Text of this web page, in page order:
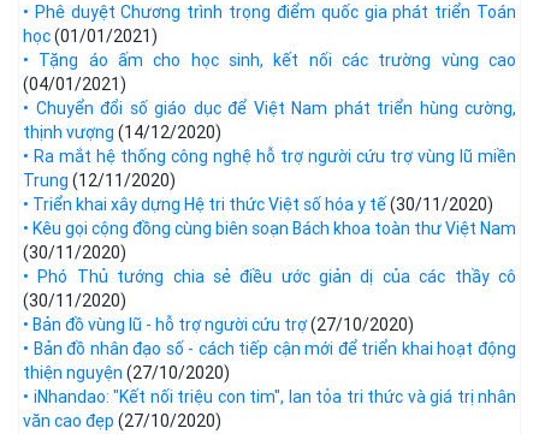
• Phê duyệt Chương trình trọng điểm quốc gia phát triển Toán
học(01/01/2021)
• Tặng áo ấm cho học sinh, kết nối các trường vùng cao
(04/01/2021)
• Chuyển đổi số giáo dục để Việt Nam phát triển hùng cường,
thịnh vượng (14/12/2020)
• Ra mắt hệ thống công nghệ hỗ trợ người cứu trợ vùng lũ miền
Trung (12/11/2020)
• Triển khai xây dựng Hệ tri thức Việt số hóa y tế(30/11/2020)
• Kêu gọi cộng đồng cùng biên soạn Bách khoa toàn thư Việt Nam
(30/11/2020)
• Phó Thủ tướng chia sẻ điều ước giản dị của các thầy cô
(30/11/2020)
• Bản đồ vùng lũ - hỗ trợ người cứu trợ(27/10/2020)
• Bản đồ nhân đạo số - cách tiếp cận mới để triển khai hoạt động
thiện nguyện (27/10/2020)
• iNhandao: "Kết nối triệu con tim", lan tỏa tri thức và giá trị nhân
văn cao đẹp (27/10/2020)